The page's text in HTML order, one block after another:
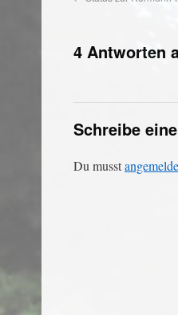
4 Antworten
Schreibe
Du musst